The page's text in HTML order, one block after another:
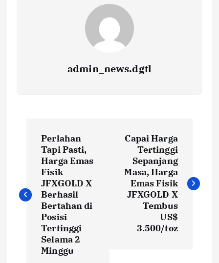
admin_news.dgtl
Perlahan
Tapi Pasti,
Harga Emas
Fisik
JFXGOLD X
Berhasil
Bertahan di
Posisi
Tertinggi
Selama 2
Minggu
Capai Harga
Tertinggi
Sepanjang
Masa, Harga
Emas Fisik
JFXGOLD X
Tembus
US$
3.500/toz